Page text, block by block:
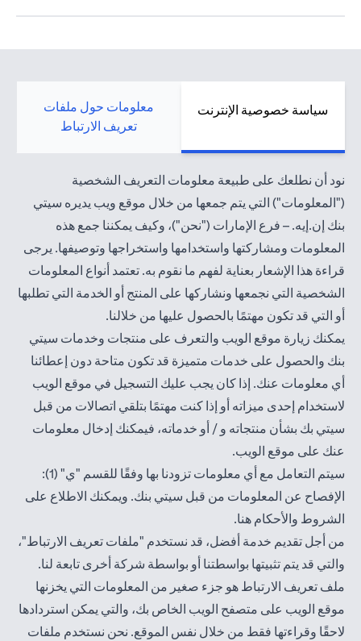
سياسة خصوصية الإنترنت
معلومات حول ملفات
تعريف الارتباط
نود أن نطلعك على طبيعة معلومات التعريف الشخصية
("المعلومات") التي يتم جمعها من خلال موقع ويب يديره سيتي
بنك إن.إيه. – فرع الإمارات ("نحن")، وكيف يمكننا جمع هذه
المعلومات ومشاركتها واستخدامها واستخراجها وتوصيفها. يرجى
قراءة هذا الإشعار بعناية لفهم ما نقوم به. تعتمد أنواع المعلومات
الشخصية التي نجمعها ونشاركها على المنتج أو الخدمة التي تطلبها
أو التي قد تكون مهتمًا بالحصول عليها من خلالنا.
يمكنك زيارة موقع الويب والتعرف على منتجات وخدمات سيتي
بنك والحصول على خدمات متميزة قد تكون متاحة دون إعطائنا
أي معلومات عنك. إذا كان يجب عليك التسجيل في موقع الويب
لاستخدام إحدى ميزاته أو إذا كنت مهتمًا بتلقي اتصالات من قبل
سيتي بك بشأن منتجاته و / أو خدماته، فيمكنك إدخال معلومات
عنك على موقع الويب.
سيتم التعامل مع أي معلومات تزودنا بها وفقًا للقسم "ي" (1):
الإفصاح عن المعلومات من قبل سيتي بنك. ويمكنك الاطلاع على
الشروط والأحكام هنا(opens in a new tab).
من أجل تقديم خدمة أفضل، قد نستخدم "ملفات تعريف الارتباط"،
والتي قد يتم تثبيتها بواسطتنا أو بواسطة شركة أخرى تابعة لنا.
ملف تعريف الارتباط هو جزء صغير من المعلومات التي يخزنها
موقع الويب على متصفح الويب الخاص بك، والتي يمكن استردادها
لاحقًا وقراءتها فقط من خلال نفس الموقع. نحن نستخدم ملفات